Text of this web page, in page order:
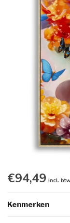
€94,49 Incl. btw
Kenmerken